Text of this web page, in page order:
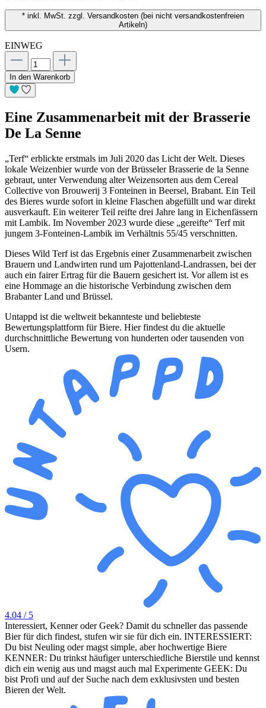
* inkl. MwSt. zzgl. Versandkosten (bei nicht versandkostenfreien
Artikeln)
EINWEG
In den Warenkorb
Eine Zusammenarbeit mit der Brasserie
De La Senne
„Terf“ erblickte erstmals im Juli 2020 das Licht der Welt. Dieses
lokale Weizenbier wurde von der Brüsseler Brasserie de la Senne
gebraut, unter Verwendung alter Weizensorten aus dem Cereal
Collective von Brouwerij 3 Fonteinen in Beersel, Brabant. Ein Teil
des Bieres wurde sofort in kleine Flaschen abgefüllt und war direkt
ausverkauft. Ein weiterer Teil reifte drei Jahre lang in Eichenfässern
mit Lambik. Im November 2023 wurde diese „gereifte“ Terf mit
jungem 3-Fonteinen-Lambik im Verhältnis 55/45 verschnitten.
Dieses Wild Terf ist das Ergebnis einer Zusammenarbeit zwischen
Brauern und Landwirten rund um Pajottenland-Landrassen, bei der
auch ein fairer Ertrag für die Bauern gesichert ist. Vor allem ist es
eine Hommage an die historische Verbindung zwischen dem
Brabanter Land und Brüssel.
Untappd ist die weltweit bekannteste und beliebteste
Bewertungsplattform für Biere. Hier findest du die aktuelle
durchschnittliche Bewertung von hunderten oder tausenden von
Usern.
4.04 / 5
Interessiert, Kenner oder Geek? Damit du schneller das passende
Bier für dich findest, stufen wir sie für dich ein. INTERESSIERT:
Du bist Neuling oder magst simple, aber hochwertige Biere
KENNER: Du trinkst häufiger unterschiedliche Bierstile und kennst
dich ein wenig aus und magst auch mal Experimente GEEK: Du
bist Profi und auf der Suche nach dem exklusivsten und besten
Bieren der Welt.